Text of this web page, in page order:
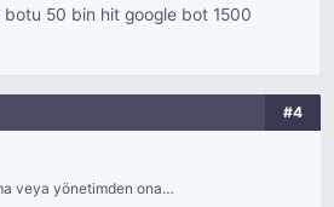
50 bin hit google bot 1500
#4
veya yönetimden onay